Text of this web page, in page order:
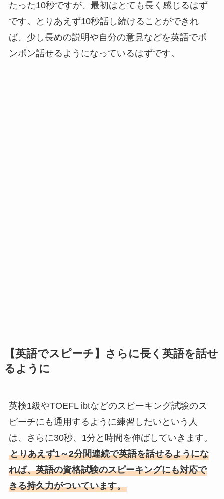
たった10秒ですが、最初はとても長く感じるはず
です。とりあえず10秒話し続けることができれ
ば、少し長めの説明や自分の意見などを英語でポ
ンポン話せるようになっているはずです。
【英語でスピーチ】さらに長く英語を話せ
るように
英検1級やTOEFL ibtなどのスピーキング試験のス
ピーチにも通用するように練習したいという人
は、さらに30秒、1分と時間を伸ばしていきます。
とりあえず1～2分間連続で英語を話せるようにな
れば、英語の資格試験のスピーキングにも対応で
きる持久力がついています。